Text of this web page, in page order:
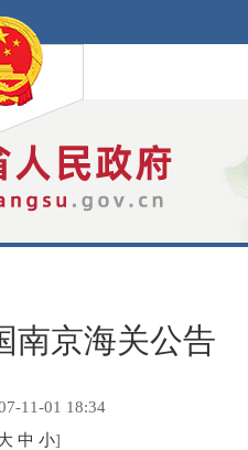
南京海关公告
11-01 18:34
中 小]